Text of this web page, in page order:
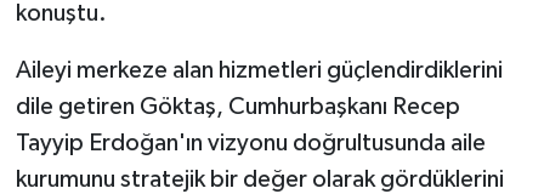
konuştu.
Aileyi merkeze alan hizmetleri güçlendirdiklerini
dile getiren Göktaş, Cumhurbaşkanı Recep
Tayyip Erdoğan'ın vizyonu doğrultusunda aile
kurumunu stratejik bir değer olarak gördüklerini